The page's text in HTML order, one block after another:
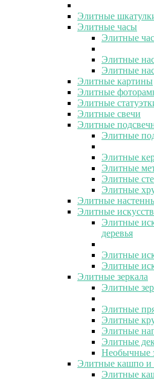
Элитные
Элитные часы
Элитные
Элитные
Элитные
Элитные картины
Элитные
Элитные
Элитные свечи
Элитные
Элитные
Элитные
Элитные
Элитные
Элитные
Элитные
Элитные
Элитные
деревья
Элитные
Элитные
Элитные зеркала
Элитные
Элитные
Элитные
Элитные
Элитные
Необычные
Элитные кашпо и
Элитные